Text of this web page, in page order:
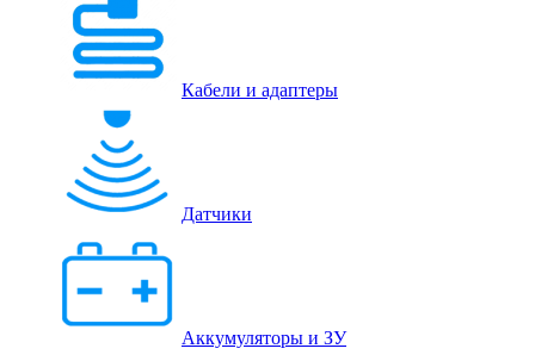
Кабели и адаптеры
Датчики
Аккумуляторы и ЗУ